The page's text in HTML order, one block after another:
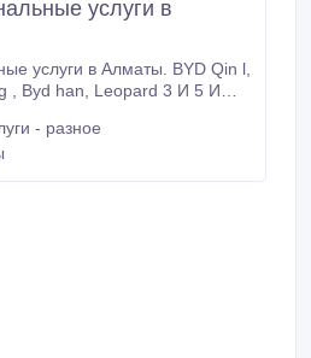
услуги в
полный комплекс
- разное